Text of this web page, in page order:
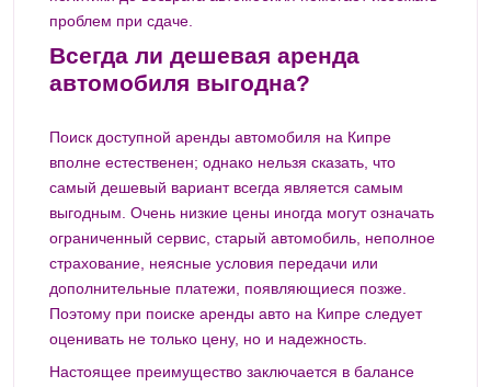
проблем при сдаче.
Всегда ли дешевая аренда
автомобиля выгодна?
Поиск доступной аренды автомобиля на Кипре
вполне естественен; однако нельзя сказать, что
самый дешевый вариант всегда является самым
выгодным. Очень низкие цены иногда могут означать
ограниченный сервис, старый автомобиль, неполное
страхование, неясные условия передачи или
дополнительные платежи, появляющиеся позже.
Поэтому при поиске аренды авто на Кипре следует
оценивать не только цену, но и надежность.
Настоящее преимущество заключается в балансе